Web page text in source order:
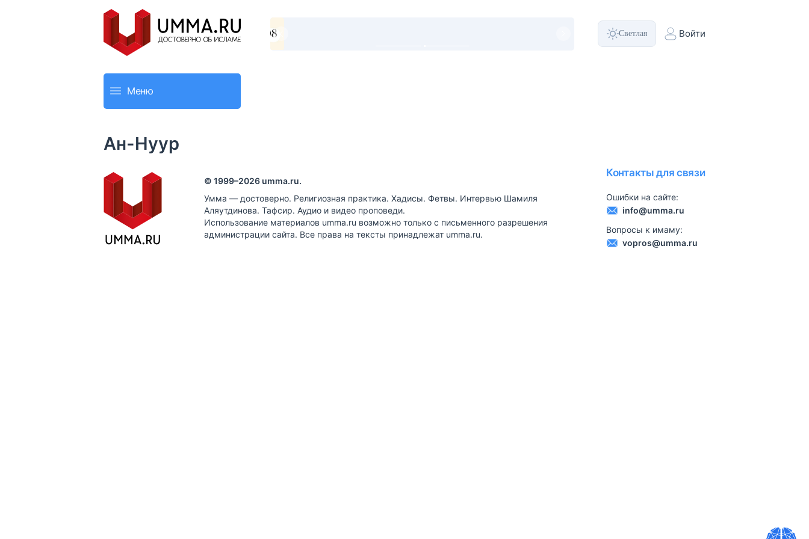
Светлая Войти
Меню
Ан-Нуур
© 1999–2026 umma.ru.
Умма — достоверно. Религиозная практика. Хадисы. Фетвы. Интервью Шамиля
Аляутдинова. Тафсир. Аудио и видео проповеди.
Использование материалов umma.ru возможно только с письменного разрешения
администрации сайта. Все права на тексты принадлежат umma.ru.
Контакты для связи
Ошибки на сайте:
info@umma.ru
Вопросы к имаму:
vopros@umma.ru